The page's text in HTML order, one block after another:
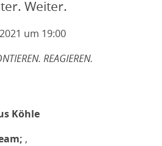
2017
2016
2012
Weiter.
um 19:00
REAGIEREN.
Köhle
,